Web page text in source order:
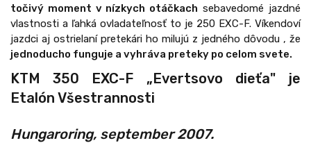
točivý moment v nízkych otáčkach sebavedomé jazdné
vlastnosti a ľahká ovladateľnosť to je 250 EXC-F. Víkendoví
jazdci aj ostrielaní pretekári ho milujú z jedného dôvodu , že
jednoducho funguje a vyhráva preteky po celom svete.
KTM 350 EXC-F „Evertsovo dieťa" je
Etalón Všestrannosti
Hungaroring, september 2007.